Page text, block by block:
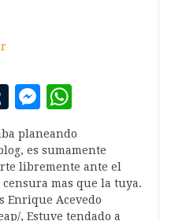
Tumblr
Messenger
planeando
es sumamente
libremente ante el
mas que la tuya.
Enrique Acevedo
, Estuve tendado a